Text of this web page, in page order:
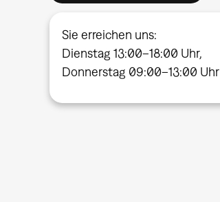
Sie erreichen uns:
Dienstag 13:00–18:00 Uhr,
Donnerstag 09:00–13:00 Uhr